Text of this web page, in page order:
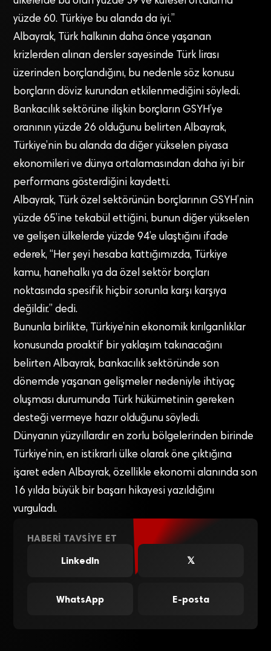
yüzde 60. Türkiye bu alanda da iyi.”
Albayrak, Türk halkının daha önce yaşanan
krizlerden alınan dersler sayesinde Türk lirası
üzerinden borçlandığını, bu nedenle söz konusu
borçların döviz kurundan etkilenmediğini söyledi.
Bankacılık sektörüne ilişkin borçların GSYH’ye
oranının yüzde 26 olduğunu belirten Albayrak,
Türkiye’nin bu alanda da diğer yükselen piyasa
ekonomileri ve dünya ortalamasından daha iyi bir
performans gösterdiğini kaydetti.
Albayrak, Türk özel sektörünün borçlarının GSYH’nin
yüzde 65’ine tekabül ettiğini, bunun diğer yükselen
ve gelişen ülkelerde yüzde 94’e ulaştığını ifade
ederek, “Her şeyi hesaba kattığımızda, Türkiye
kamu, hanehalkı ya da özel sektör borçları
noktasında spesifik hiçbir sorunla karşı karşıya
değildir.” dedi.
Bununla birlikte, Türkiye’nin ekonomik kırılganlıklar
konusunda proaktif bir yaklaşım takınacağını
belirten Albayrak, bankacılık sektöründe son
dönemde yaşanan gelişmeler nedeniyle ihtiyaç
oluşması durumunda Türk hükümetinin gereken
desteği vermeye hazır olduğunu söyledi.
Dünyanın yüzyıllardır en zorlu bölgelerinden birinde
Türkiye’nin, en istikrarlı ülke olarak öne çıktığına
işaret eden Albayrak, özellikle ekonomi alanında son
16 yılda büyük bir başarı hikayesi yazıldığını
vurguladı.
HABERI TAVSIYE ET
LinkedIn
𝕏
WhatsApp E-posta